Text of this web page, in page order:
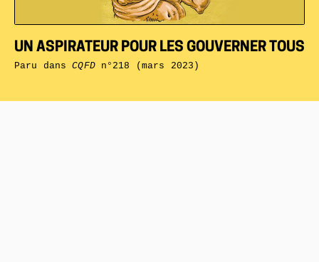
UN ASPIRATEUR POUR LES GOUVERNER TOUS
Paru dansCQFDn°218 (mars 2023)